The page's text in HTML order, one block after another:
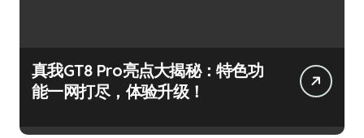
真我GT8 Pro亮点大揭秘：特色功
能一网打尽，体验升级！